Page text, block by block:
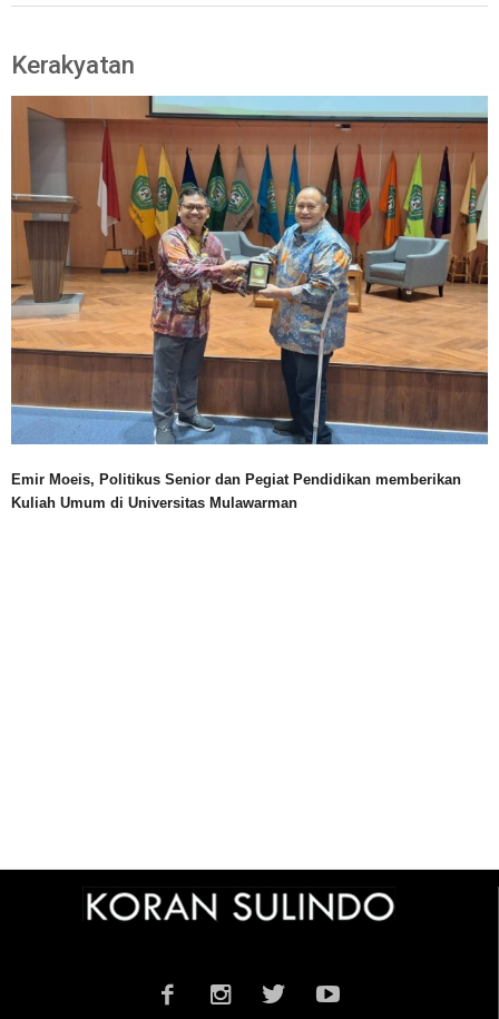
Kerakyatan
Emir Moeis, Politikus Senior dan Pegiat Pendidikan memberikan
Kuliah Umum di Universitas Mulawarman